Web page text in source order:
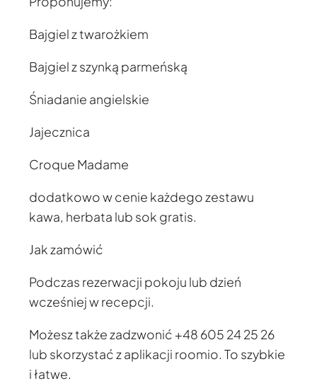
Bajgiel z twarożkiem
Bajgiel z szynką parmeńską
Śniadanie angielskie
Jajecznica
Croque Madame
dodatkowo w cenie każdego zestawu
kawa, herbata lub sok gratis.
Jak zamówić
Podczas rezerwacji pokoju lub dzień
wcześniej w recepcji.
Możesz także zadzwonić +48 605 24 25 26
lub skorzystać z aplikacji roomio. To szybkie
i łatwe.